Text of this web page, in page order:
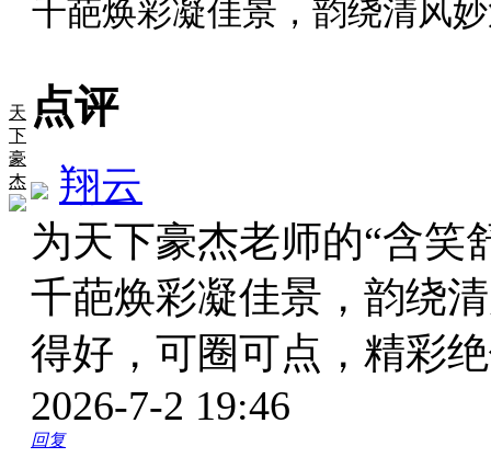
天
下
豪
杰
千葩焕彩凝佳景，韵绕清风
点评
翔云
为天下豪杰老师的“含笑
千葩焕彩凝佳景，韵绕
得好，可圈可点，精彩
2026-7-2 19:46
回复